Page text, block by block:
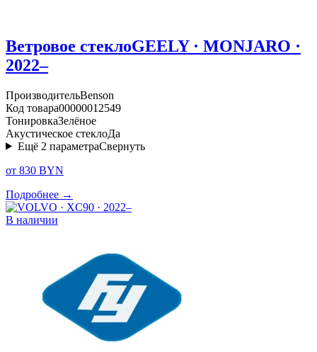
Ветровое стеклоGEELY · MONJARO ·
2022–
ПроизводительBenson
Код товара00000012549
ТонировкаЗелёное
Акустическое стеклоДа
Ещё 2 параметраСвернуть
от 830 BYN
Подробнее →
В наличии